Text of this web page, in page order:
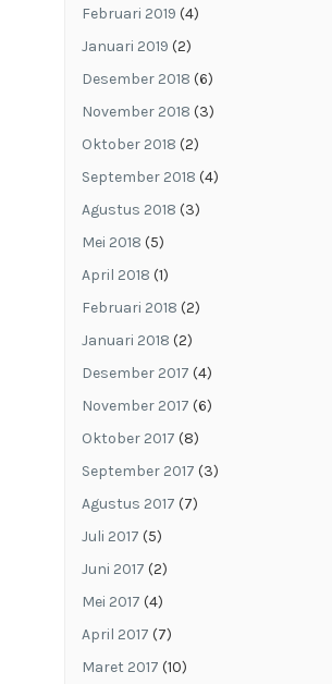
Februari 2019 (4)
Januari 2019 (2)
Desember 2018 (6)
November 2018 (3)
Oktober 2018 (2)
September 2018 (4)
Agustus 2018 (3)
Mei 2018 (5)
April 2018 (1)
Februari 2018 (2)
Januari 2018 (2)
Desember 2017 (4)
November 2017 (6)
Oktober 2017 (8)
September 2017 (3)
Agustus 2017 (7)
Juli 2017 (5)
Juni 2017 (2)
Mei 2017 (4)
April 2017 (7)
Maret 2017 (10)